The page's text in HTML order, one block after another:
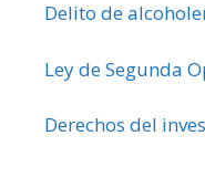
Delito de
Ley de Segunda
Derechos del